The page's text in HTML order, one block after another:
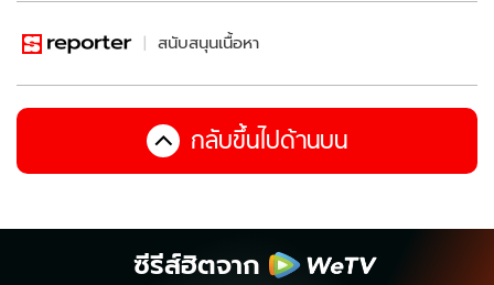
สนับสนุนเนื้อหา
กลับขึ้นไปด้านบน
ซีรีส์ฮิตจาก